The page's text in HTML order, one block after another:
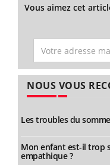
Vous aimez cet
NOUS VOUS
Les troubles du
Mon enfant est-il trop
empathique ?